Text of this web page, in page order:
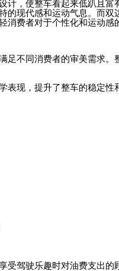
计，使整车看起来低趴且富
的现代感和运动气息。而双
费者对于个性化和运动感
足不同消费者的审美需求。
表现，提升了整车的稳定性
受驾驶乐趣时对油费支出的